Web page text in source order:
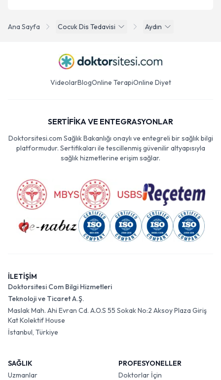
Ana Sayfa Cocuk Dis Tedavisi Aydın
VideolarBlogOnline TerapiOnline Diyet
SERTİFİKA VE ENTEGRASYONLAR
Doktorsitesi.com Sağlık Bakanlığı onaylı ve entegreli bir sağlık bilgi
platformudur. Sertifikaları ile tescillenmiş güvenilir altyapısıyla
sağlık hizmetlerine erişim sağlar.
İLETİŞİM
Doktorsitesi Com Bilgi Hizmetleri
Teknoloji ve Ticaret A.Ş.
Maslak Mah. Ahi Evran Cd. A.O.S 55 Sokak No:2 Aksoy Plaza Giriş
Kat Kolektif House
İstanbul, Türkiye
SAĞLIK
Uzmanlar
PROFESYONELLER
Doktorlar İçin